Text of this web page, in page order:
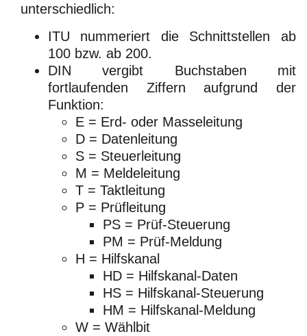
unterschiedlich:
ITU nummeriert die Schnittstellen ab
100 bzw. ab 200.
DIN vergibt Buchstaben mit
fortlaufenden Ziffern aufgrund der
Funktion:
E = Erd- oder Masseleitung
D = Datenleitung
S = Steuerleitung
M = Meldeleitung
T = Taktleitung
P = Prüfleitung
PS = Prüf-Steuerung
PM = Prüf-Meldung
H = Hilfskanal
HD = Hilfskanal-Daten
HS = Hilfskanal-Steuerung
HM = Hilfskanal-Meldung
W = Wählbit